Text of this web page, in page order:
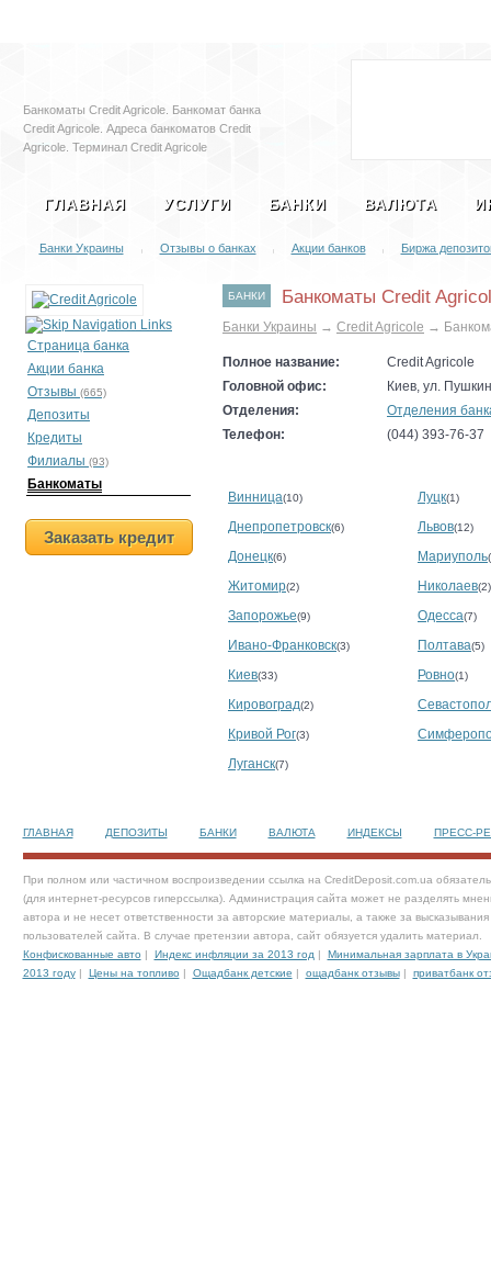
Банкоматы Credit Agricole. Банкомат банка
Credit Agricole. Адреса банкоматов Credit
Agricole. Терминал Credit Agricole
ГЛАВНАЯ УСЛУГИ БАНКИ ВАЛЮТА
Банки Украины | Отзывы о банках | Акции банков | Биржа
Страница банка
Акции банка
Отзывы (665)
Депозиты
Кредиты
Филиалы (93)
Банкоматы
Заказать кредит
БАНКИ Банкоматы Credit
Банки Украины → Credit Agricole →
Полное название:
Credit Agricole
Головной офис:
Киев, ул.
Отделения:
Отделения
Телефон:
(044) 393-76-37
Винница(10) Луцк(1)
Днепропетровск(6) Львов(12)
Донецк(6) Мариуполь
Житомир(2) Николаев(2)
Запорожье(9) Одесса(7)
Ивано-Франковск(3) Полтава(5)
Киев(33) Ровно(1)
Кировоград(2)
Кривой Рог(3)
Луганск(7)
ГЛАВНАЯ ДЕПОЗИТЫ БАНКИ ВАЛЮТА ИНДЕКСЫ ПРЕСС-
При полном или частичном воспроизведении ссылка на CreditDeposit.com.ua
(для интернет-ресурсов гиперссылка). Администрация сайта может не разделять
автора и не несет ответственности за авторские материалы, а также за высказывания
пользователей сайта. В случае претензии автора, сайт обязуется удалить материал.
Конфискованные авто | Индекс инфляции за 2013 год | Минимальная зарплата в
2013 году| Цены на топливо | Ощадбанк детские | ощадбанк отзывы| приватбанк